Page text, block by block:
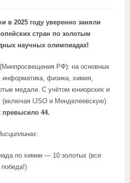
в 2025 году уверенно заняли
стран по золотым
научных олимпиадах!
РФ): на основных
информатика, физика, химия,
медали. С учётом юниорских и
(включая IJSO и Менделеевскую)
превысило 44.
по химии — 10 золотых (все